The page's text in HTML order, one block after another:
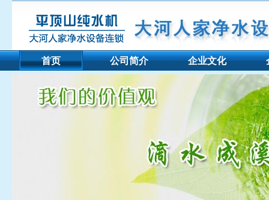
首页 公司简介 企业文化